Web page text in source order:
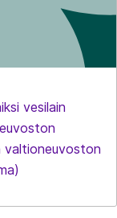
vesilain
valtioneuvoston